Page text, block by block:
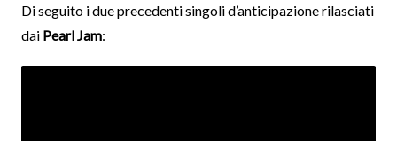
Di seguito i due precedenti singoli d’anticipazione rilasciati
dai Pearl Jam: